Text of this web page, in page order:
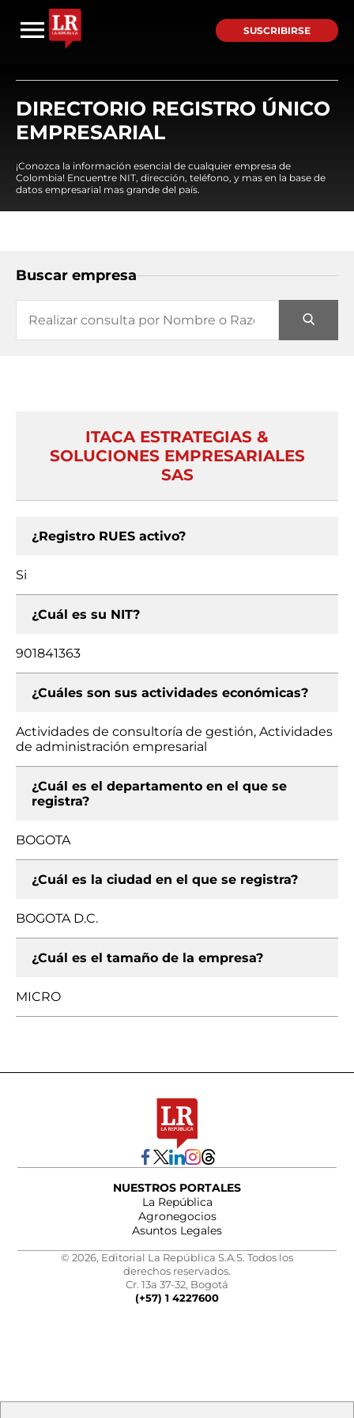
SUSCRIBIRSE
DIRECTORIO REGISTRO ÚNICO
EMPRESARIAL
¡Conozca la información esencial de cualquier empresa de
Colombia! Encuentre NIT, dirección, teléfono, y mas en la base de
datos empresarial mas grande del país.
Buscar empresa
ITACA ESTRATEGIAS &
SOLUCIONES EMPRESARIALES
SAS
¿Registro RUES activo?
Si
¿Cuál es su NIT?
901841363
¿Cuáles son sus actividades económicas?
Actividades de consultoría de gestión, Actividades
de administración empresarial
¿Cuál es el departamento en el que se
registra?
BOGOTA
¿Cuál es la ciudad en el que se registra?
BOGOTA D.C.
¿Cuál es el tamaño de la empresa?
MICRO
NUESTROS PORTALES
La República
Agronegocios
Asuntos Legales
© 2026, Editorial La República S.A.S. Todos los
derechos reservados.
Cr. 13a 37-32, Bogotá
(+57) 1 4227600